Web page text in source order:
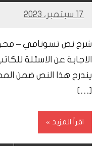
17 سبتمبر، 2023
Mohamed
شرح نص تسونامي –
الاجابة عن الاسئلة
يندرج هذا النص ضمن
[…]
اقرأ المزيد